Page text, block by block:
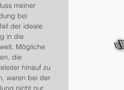
meiner
bei
der ideale
in die
Mögliche
die
hinauf zu
waren bei der
nicht nur